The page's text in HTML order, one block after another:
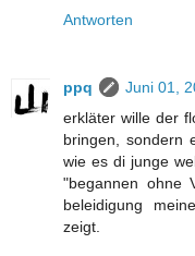
Antworten
ppq
Juni 01,
erkläter wille der
bringen, sondern
wie es di junge
"begannen ohne
beleidigung
zeigt.